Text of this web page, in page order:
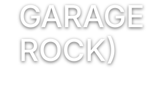
GARAGE
ROCK)